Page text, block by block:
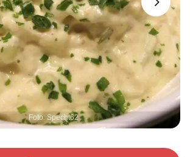
Foto: Specht62
Next